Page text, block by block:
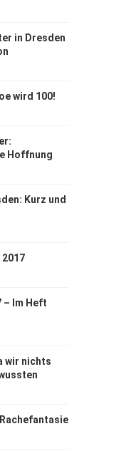
in Dresden
wird 100!
Hoffnung
Kurz und
– Im Heft
wir nichts